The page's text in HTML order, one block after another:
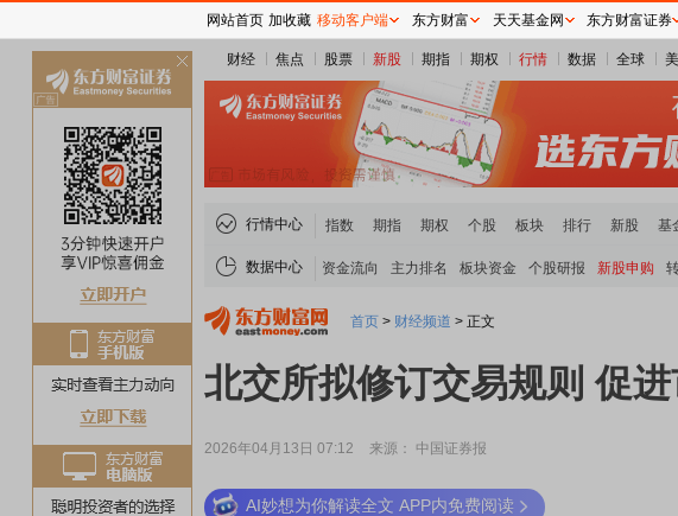
财经 焦点 股票 新股 期指 期权 行情 数据 全球
行情中心 指数 期指 期权 个股 板块 排行 新股 基
数据中心 资金流向 主力排名 板块资金 个股研报 新股申购
首页 > 财经频道 > 正文
北交所拟修订交易规则 促
2026年04月13日 07:12 来源： 中国证券报
AI妙想为你解读全文 APP内免费阅读
网站首页 加收藏 移动客户端 东方财富 天天基金网 东方财富证券
关